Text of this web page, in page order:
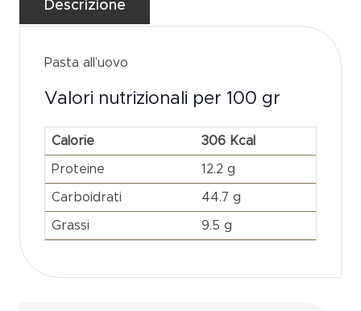
Pasta all’uovo
Valori nutrizionali per 100 gr
Calorie 306 Kcal
Proteine 12.2 g
Carboidrati 44.7 g
Grassi 9.5 g